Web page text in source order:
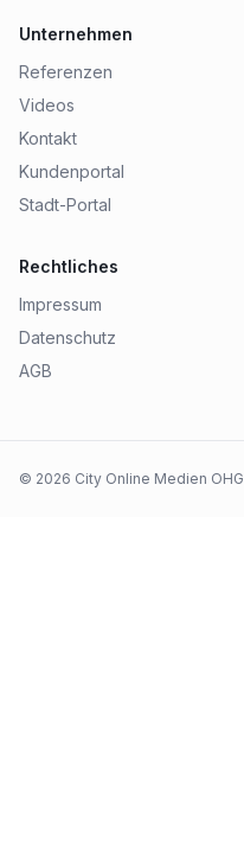
Unternehmen
Referenzen
Videos
Kontakt
Kundenportal
Stadt-Portal
Rechtliches
Impressum
Datenschutz
AGB
© 2026 City Online Medien OHG